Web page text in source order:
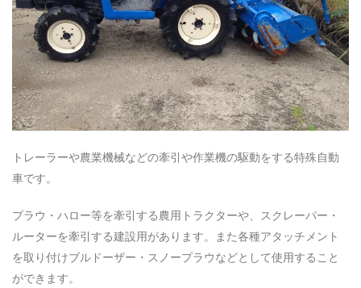
トレーラーや農業機械などの牽引や作業機の駆動をする特殊自動
車です。
プラウ・ハロー等を牽引する農用トラクターや、スクレーパー・
ルーターを牽引する建設用があります。また各種アタッチメント
を取り付けブルドーザー・スノープラウなどとして使用すること
ができます。